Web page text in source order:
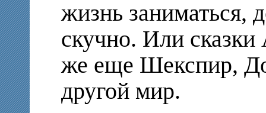
жизнь заниматься,
скучно. Или сказки
же еще Шекспир,
другой мир.